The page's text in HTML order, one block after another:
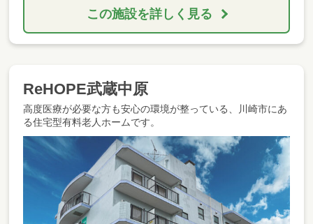
この施設を詳しく見る
ReHOPE武蔵中原
高度医療が必要な方も安心の環境が整っている、川崎市にあ
る住宅型有料老人ホームです。